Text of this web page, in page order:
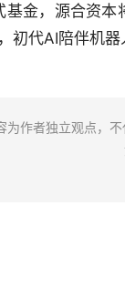
基金，源合资本
初代AI陪伴机
为作者独立观点，